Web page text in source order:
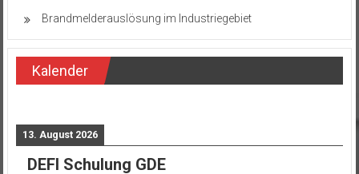
Brandmelderauslösung im Industriegebiet
Kalender
13. August 2026
DEFI Schulung GDE